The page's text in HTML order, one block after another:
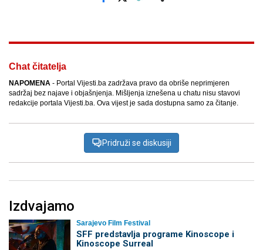
Facebook
Chat čitatelja
NAPOMENA - Portal Vijesti.ba zadržava pravo da obriše neprimjeren
sadržaj bez najave i objašnjenja. Mišljenja iznešena u chatu nisu stavovi
redakcije portala Vijesti.ba. Ova vijest je sada dostupna samo za čitanje.
Pridruži se diskusiji
Izdvajamo
Sarajevo Film Festival
SFF predstavlja programe Kinoscope i
Kinoscope Surreal